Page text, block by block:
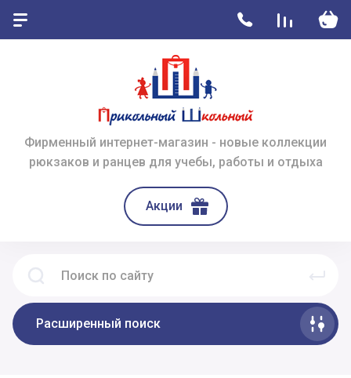
Фирменный интернет-магазин - новые коллекции
рюкзаков и ранцев для учебы, работы и отдыха
Акции
Расширенный поиск